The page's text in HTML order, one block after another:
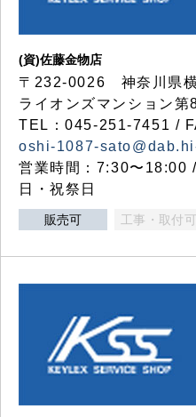
(資)佐藤金物店
〒232-0026 神奈川県
ライオンズマンション
TEL：045-251-7451 /
oshi-1087-
営業時間：7:30〜18:00
日・祝祭日
販売可 工事・取付可